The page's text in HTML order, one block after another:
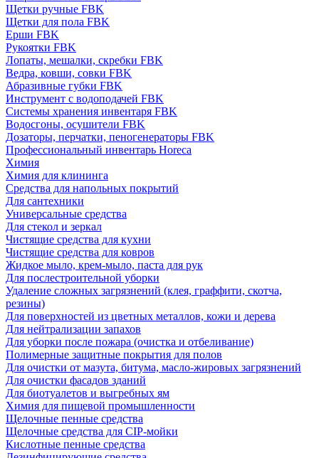
Щетки ручные FBK
Щетки для пола FBK
Ерши FBK
Рукоятки FBK
Лопаты, мешалки, скребки FBK
Ведра, ковши, совки FBK
Абразивные губки FBK
Инструмент с водоподачей FBK
Системы хранения инвентаря FBK
Водосгоны, осушители FBK
Дозаторы, перчатки, пеногенераторы FBK
Профессиональный инвентарь Horeca
Химия
Химия для клининга
Средства для напольных покрытий
Для сантехники
Универсальные средства
Для стекол и зеркал
Чистящие средства для кухни
Чистящие средства для ковров
Жидкое мыло, крем-мыло, паста для рук
Для послестроительной уборки
Удаление сложных загрязнений (клея, граффити, скотча,
резины)
Для поверхностей из цветных металлов, кожи и дерева
Для нейтрализации запахов
Для уборки после пожара (очистка и отбеливание)
Полимерные защитные покрытия для полов
Для очистки от мазута, битума, масло-жировых загрязнений
Для очистки фасадов зданий
Для биотуалетов и выгребных ям
Химия для пищевой промышленности
Щелочные пенные средства
Щелочные средства для CIP-мойки
Кислотные пенные средства